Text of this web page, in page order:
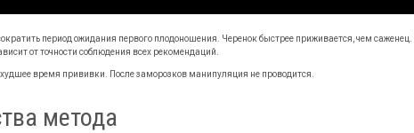
период ожидания первого плодоношения. Черенок быстрее приживается, чем саженец.
от точности соблюдения всех рекомендаций.
время прививки. После заморозков манипуляция не проводится.
метода